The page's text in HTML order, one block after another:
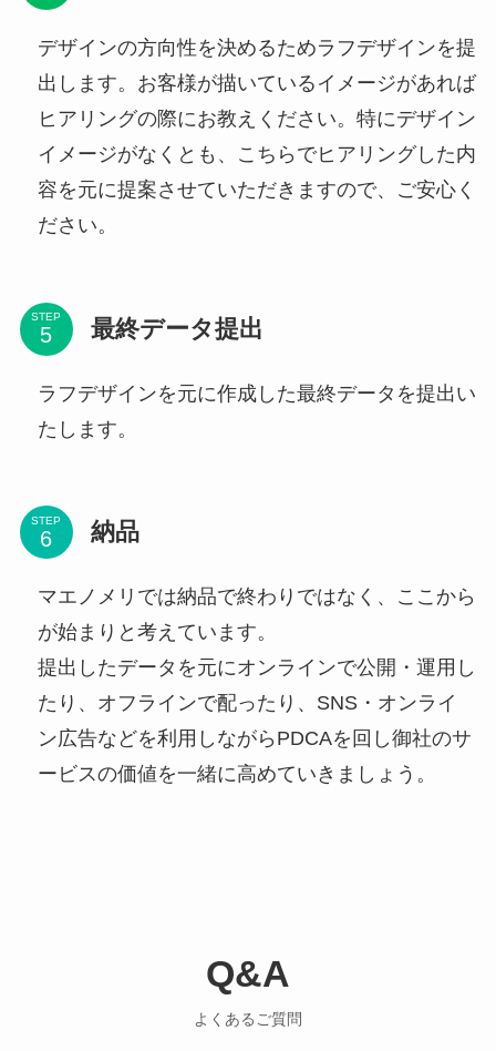
デザインの方向性を決めるためラフデザインを提
出します。お客様が描いているイメージがあれば
ヒアリングの際にお教えください。特にデザイン
イメージがなくとも、こちらでヒアリングした内
容を元に提案させていただきますので、ご安心く
ださい。
STEP 最終データ提出
ラフデザインを元に作成した最終データを提出い
たします。
STEP 納品
マエノメリでは納品で終わりではなく、ここから
が始まりと考えています。
提出したデータを元にオンラインで公開・運用し
たり、オフラインで配ったり、SNS・オンライ
ン広告などを利用しながらPDCAを回し御社のサ
ービスの価値を一緒に高めていきましょう。
Q&A
よくあるご質問